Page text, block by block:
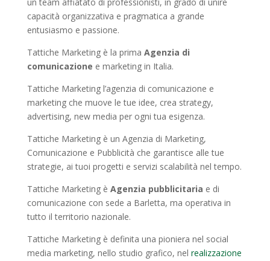
capacità organizzativa e pragmatica a grande
entusiasmo e passione.
Tattiche Marketing è la prima Agenzia di
comunicazione e marketing in Italia.
Tattiche Marketing l’agenzia di comunicazione e
marketing che muove le tue idee, crea strategy,
advertising, new media per ogni tua esigenza.
Tattiche Marketing è un Agenzia di Marketing,
Comunicazione e Pubblicità che garantisce alle tue
strategie, ai tuoi progetti e servizi scalabilità nel tempo.
Tattiche Marketing è Agenzia pubblicitaria e di
comunicazione con sede a Barletta, ma operativa in
tutto il territorio nazionale.
Tattiche Marketing è definita una pioniera nel social
media marketing, nello studio grafico, nel realizzazione